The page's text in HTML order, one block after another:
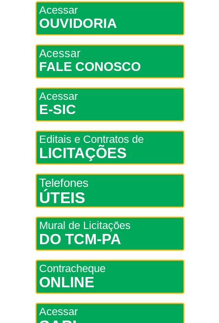
Acessar
OUVIDORIA
Acessar
FALE CONOSCO
Acessar
E-SIC
Editais e Contratos de
LICITAÇÕES
Telefones
ÚTEIS
Mural de Licitações
DO TCM-PA
Contracheque
ONLINE
Acessar